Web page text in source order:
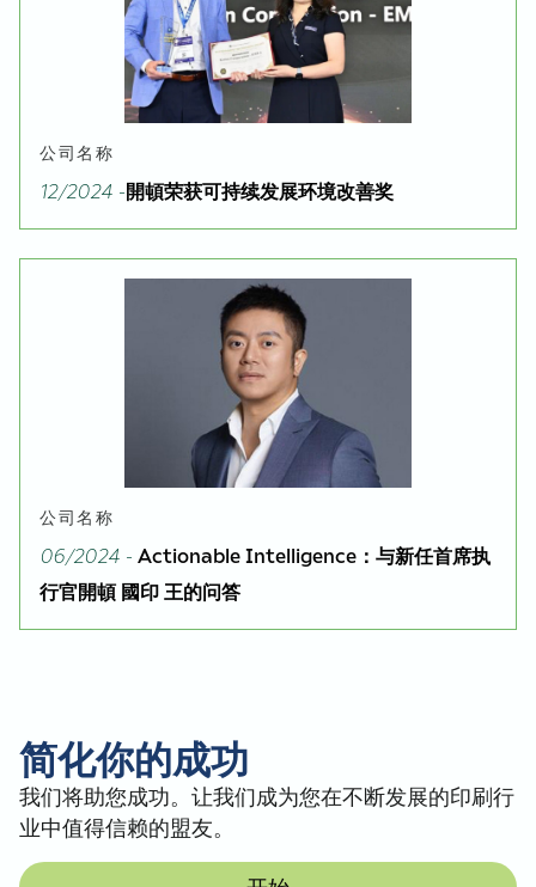
公司名称
12/2024 -開頓荣获可持续发展环境改善奖
公司名称
06/2024 - Actionable Intelligence：与新任首席执
行官開頓 國印 王的问答
简化你的成功
我们将助您成功。让我们成为您在不断发展的印刷行
业中值得信赖的盟友。